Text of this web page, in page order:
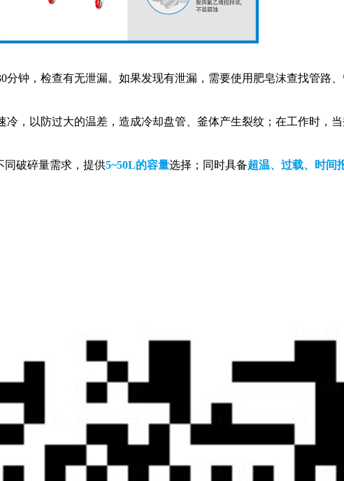
钟，检查有无泄漏。如果发现有泄漏，需要使用肥皂沫查找管路
，以防过大的温差，造成冷却盘管、釜体产生裂纹；在工作时，
同破碎量需求，提供5~50L的容量选择；同时具备超温、过载、时间